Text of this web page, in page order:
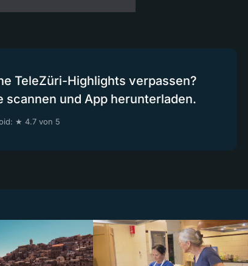
TeleZüri-Highlights verpassen?
scannen und App herunterladen.
★ 4.7 von 5